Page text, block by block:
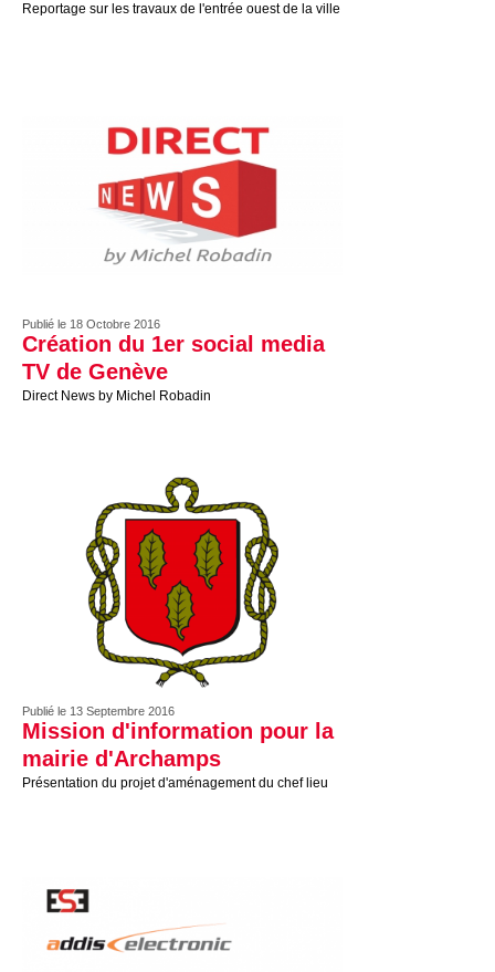
Reportage sur les travaux de l'entrée ouest de la ville
Publié le 18 Octobre 2016
Création du 1er social media
TV de Genève
Direct News by Michel Robadin
Publié le 13 Septembre 2016
Mission d'information pour la
mairie d'Archamps
Présentation du projet d'aménagement du chef lieu